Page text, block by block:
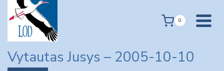
content
0
Vytautas Jusys – 2005-10-10